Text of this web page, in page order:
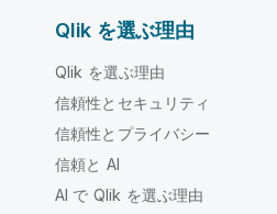
Qlik を選ぶ理由
Qlik を選ぶ理由
信頼性とセキュリティ
信頼性とプライバシー
信頼と AI
AI で Qlik を選ぶ理由